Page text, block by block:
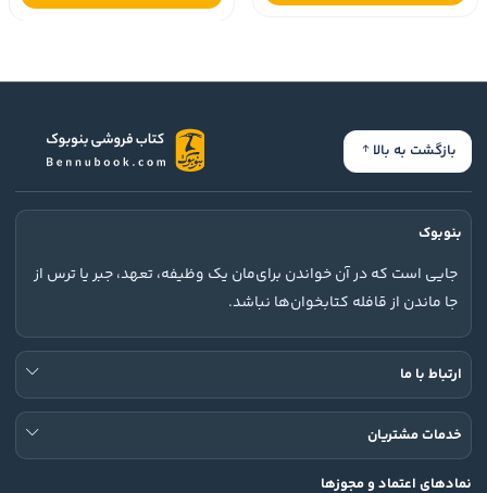
بازگشت به بالا
بنوبوک
جایی است که در آن خواندن برای‌مان یک وظیفه، تعهد، جبر یا ترس از
جا ماندن از قافله کتابخوان‌ها نباشد.
ارتباط با ما
خدمات مشتریان
نمادهای اعتماد و مجوزها